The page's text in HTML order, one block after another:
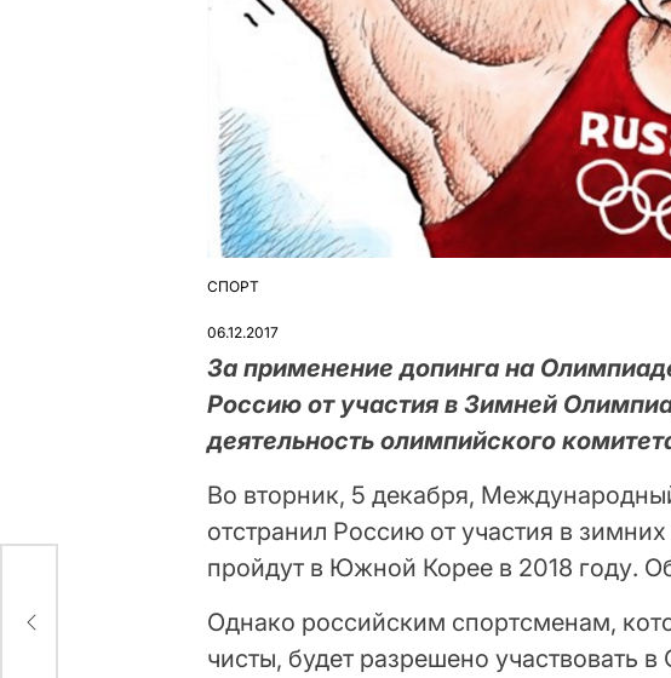
ОПУБЛІКУВАТИ
СПОРТ
06.12.2017
За применение допинга на
Россию от участия в Зимней
деятельность олимпийского
Во вторник, 5 декабря,
отстранил Россию от участия в
пройдут в Южной Корее в 2018 году.
Однако российским спортсменам,
чисты, будет разрешено участвовать